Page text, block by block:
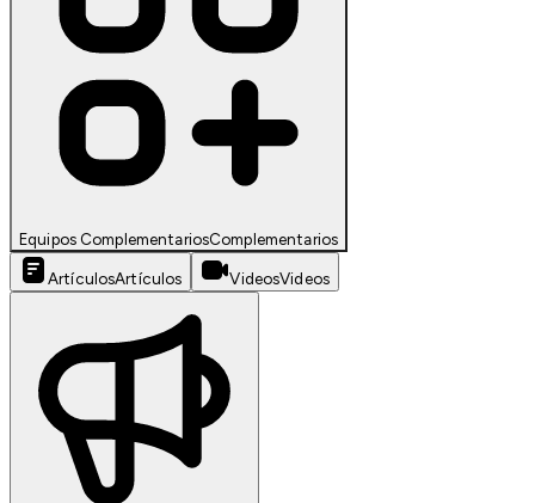
Equipos ComplementariosComplementarios
ArtículosArtículos VideosVideos